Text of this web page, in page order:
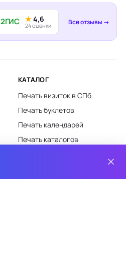
2ГИС ★4,6
24 оценки Все отзывы →
КАТАЛОГ
Печать визиток в СПб
Печать буклетов
Печать календарей
Печать каталогов